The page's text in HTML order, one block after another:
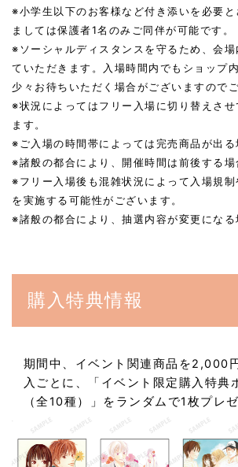
※小学生以下のお客様など付き添いを必要と
ましては保護者1名のみご同伴が可能です。
※ソーシャルディスタンスを守るため、会
ていただきます。入場時間内でもショップ
少々お待ちいただく場合がございますので
※状況によってはフリー入場に切り替えさ
ます。
※ご入場の時間帯によっては完売商品が出る
※諸般の都合により、開催時間は前後する場
※フリー入場後も混雑状況によって入場規
を実施する可能性がございます。
※諸般の都合により、抽選内容が変更になる
購入特典情報
期間中、イベント関連商品を2,000
入ごとに、「イベント限定購入特典
（全10種）」をランダムで1枚プレ